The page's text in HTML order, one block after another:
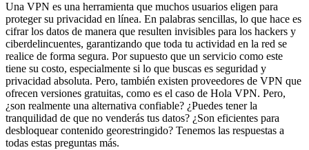
Una VPN es una herramienta que muchos usuarios eligen para
proteger su privacidad en línea. En palabras sencillas, lo que hace es
cifrar los datos de manera que resulten invisibles para los hackers y
ciberdelincuentes, garantizando que toda tu actividad en la red se
realice de forma segura. Por supuesto que un servicio como este
tiene su costo, especialmente si lo que buscas es seguridad y
privacidad absoluta. Pero, también existen proveedores de VPN que
ofrecen versiones gratuitas, como es el caso de Hola VPN. Pero,
¿son realmente una alternativa confiable? ¿Puedes tener la
tranquilidad de que no venderás tus datos? ¿Son eficientes para
desbloquear contenido georestringido? Tenemos las respuestas a
todas estas preguntas más.